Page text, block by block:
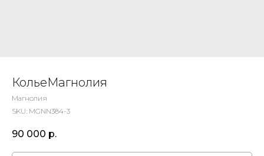
КольеМагнолия
Магнолия
SKU: MGNN384-3
90 000 р.